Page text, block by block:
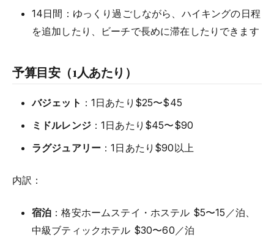
14日間：ゆっくり過ごしながら、ハイキングの日程
を追加したり、ビーチで長めに滞在したりできます
予算目安（1人あたり）
バジェット ：1日あたり$25〜$45
ミドルレンジ：1日あたり$45〜$90
ラグジュアリー ：1日あたり$90以上
内訳：
宿泊 ：格安ホームステイ・ホステル $5〜15／泊、
中級ブティックホテル $30〜60／泊